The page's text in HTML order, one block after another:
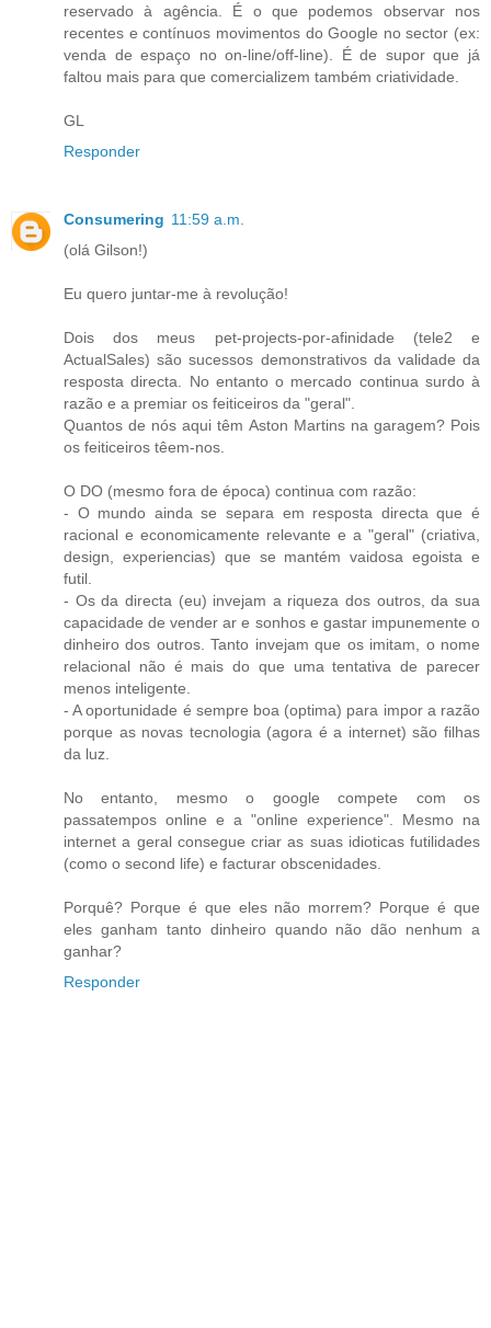
reservado à agência. É o que podemos observar nos
recentes e contínuos movimentos do Google no sector (ex:
venda de espaço no on-line/off-line). É de supor que já
faltou mais para que comercializem também criatividade.
GL
Responder
Consumering 11:59 a.m.
(olá Gilson!)
Eu quero juntar-me à revolução!
Dois dos meus pet-projects-por-afinidade (tele2 e
ActualSales) são sucessos demonstrativos da validade da
resposta directa. No entanto o mercado continua surdo à
razão e a premiar os feiticeiros da "geral".
Quantos de nós aqui têm Aston Martins na garagem? Pois
os feiticeiros têem-nos.
O DO (mesmo fora de época) continua com razão:
- O mundo ainda se separa em resposta directa que é
racional e economicamente relevante e a "geral" (criativa,
design, experiencias) que se mantém vaidosa egoista e
futil.
- Os da directa (eu) invejam a riqueza dos outros, da sua
capacidade de vender ar e sonhos e gastar impunemente o
dinheiro dos outros. Tanto invejam que os imitam, o nome
relacional não é mais do que uma tentativa de parecer
menos inteligente.
- A oportunidade é sempre boa (optima) para impor a razão
porque as novas tecnologia (agora é a internet) são filhas
da luz.
No entanto, mesmo o google compete com os
passatempos online e a "online experience". Mesmo na
internet a geral consegue criar as suas idioticas futilidades
(como o second life) e facturar obscenidades.
Porquê? Porque é que eles não morrem? Porque é que
eles ganham tanto dinheiro quando não dão nenhum a
ganhar?
Responder